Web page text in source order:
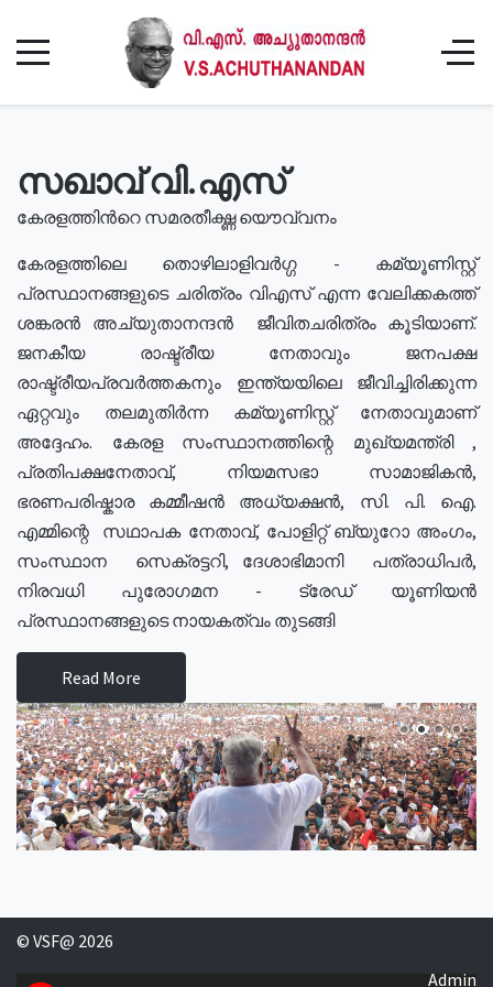
സഖാവ് വി.എസ്
കേരളത്തിൻറെ സമരതീക്ഷ്ണ യൌവ്വനം
കേരളത്തിലെ തൊഴിലാളിവർഗ്ഗ - കമ്യൂണിസ്റ്റ്
പ്രസ്ഥാനങ്ങളുടെ ചരിത്രം വിഎസ് എന്ന വേലിക്കകത്ത്
ശങ്കരൻ അച്യുതാനന്ദൻ ജീവിതചരിത്രം കൂടിയാണ്.
ജനകീയ രാഷ്ട്രീയ നേതാവും ജനപക്ഷ
രാഷ്ട്രീയപ്രവർത്തകനും ഇന്ത്യയിലെ ജീവിച്ചിരിക്കുന്ന
ഏറ്റവും തലമുതിർന്ന കമ്യൂണിസ്റ്റ് നേതാവുമാണ്
അദ്ദേഹം. കേരള സംസ്ഥാനത്തിന്റെ മുഖ്യമന്ത്രി ,
പ്രതിപക്ഷനേതാവ്, നിയമസഭാ സാമാജികൻ,
ഭരണപരിഷ്കാര കമ്മീഷൻ അധ്യക്ഷൻ, സി. പി. ഐ.
എമ്മിന്റെ സഥാപക നേതാവ്, പോളിറ്റ് ബ്യുറോ അംഗം,
സംസ്ഥാന സെക്രട്ടറി, ദേശാഭിമാനി പത്രാധിപർ,
നിരവധി പുരോഗമന - ട്രേഡ് യൂണിയൻ
പ്രസ്ഥാനങ്ങളുടെ നായകത്വം തുടങ്ങി
Read More
© VSF@ 2026
Admin